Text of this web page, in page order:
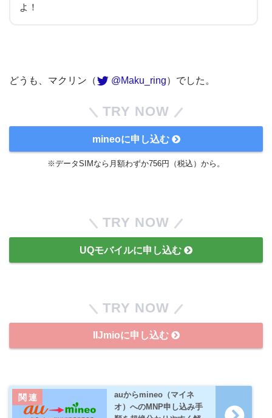
よ！
どうも、マクリン（ @Maku_ring）でした。
TRY NOW
mineoに申し込む
※データSIMなら月額わずか756円（税込）から。
TRY NOW
UQモバイルに申し込む
TRY NOW
IIJmioに申し込む
auからmineo（マイネ
オ）へのMNP申し込み手